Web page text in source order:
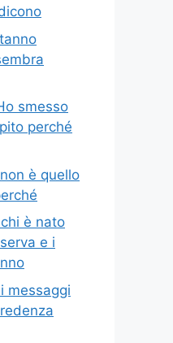
smesso
perché
è quello
è nato
e i
messaggi